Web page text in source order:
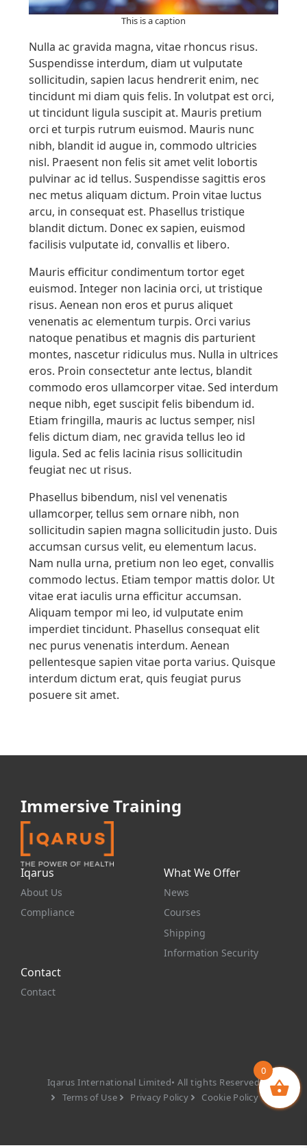
This is a caption
Nulla ac gravida magna, vitae rhoncus risus.
Suspendisse interdum, diam ut vulputate
sollicitudin, sapien lacus hendrerit enim, nec
tincidunt mi diam quis felis. In volutpat est orci,
ut tincidunt ligula suscipit at. Mauris pretium
orci et turpis rutrum euismod. Mauris nunc
nibh, blandit id augue in, commodo ultricies
nisl. Praesent non felis sit amet velit lobortis
pulvinar ac id tellus. Suspendisse sagittis eros
nec metus aliquam dictum. Proin vitae luctus
arcu, in consequat est. Phasellus tristique
blandit dictum. Donec ex sapien, euismod
facilisis vulputate id, convallis et libero.
Mauris efficitur condimentum tortor eget
euismod. Integer non lacinia orci, ut tristique
risus. Aenean non eros et purus aliquet
venenatis ac elementum turpis. Orci varius
natoque penatibus et magnis dis parturient
montes, nascetur ridiculus mus. Nulla in ultrices
eros. Proin consectetur ante lectus, blandit
commodo eros ullamcorper vitae. Sed interdum
neque nibh, eget suscipit felis bibendum id.
Etiam fringilla, mauris ac luctus semper, nisl
felis dictum diam, nec gravida tellus leo id
ligula. Sed ac felis lacinia risus sollicitudin
feugiat nec ut risus.
Phasellus bibendum, nisl vel venenatis
ullamcorper, tellus sem ornare nibh, non
sollicitudin sapien magna sollicitudin justo. Duis
accumsan cursus velit, eu elementum lacus.
Nam nulla urna, pretium non leo eget, convallis
commodo lectus. Etiam tempor mattis dolor. Ut
vitae erat iaculis urna efficitur accumsan.
Aliquam tempor mi leo, id vulputate enim
imperdiet tincidunt. Phasellus consequat elit
nec purus venenatis interdum. Aenean
pellentesque sapien vitae porta varius. Quisque
interdum dictum erat, quis feugiat purus
posuere sit amet.
Immersive Training
Iqarus
About Us
Compliance
What We Offer
News
Courses
Shipping
Information Security
Contact
Contact
Iqarus International Limited• All tights Reserved
Terms of Use
Privacy Policy Cookie Policy
0